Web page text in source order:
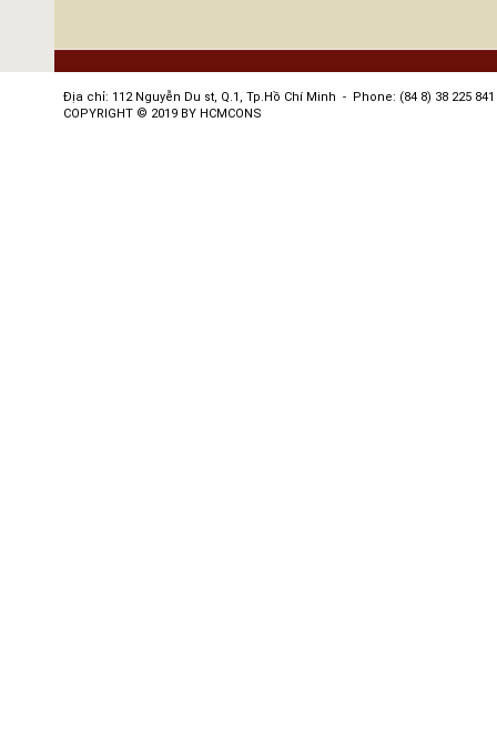
Địa chỉ: 112 Nguyễn Du st, Q.1, Tp.Hồ Chí Minh - Phone: (84 8) 38 225
COPYRIGHT © 2019 BY HCMCONS